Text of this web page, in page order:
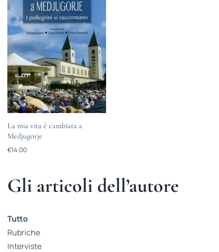
La mia vita è cambiata a
Medjugorje
€14.00
Gli articoli dell’autore
Tutto
Rubriche
Interviste